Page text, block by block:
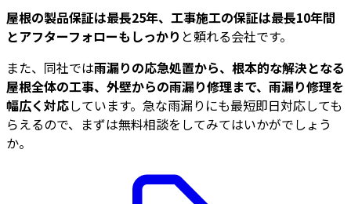
屋根の製品保証は最長25年、工事施工の保証は最長10年間
とアフターフォローもしっかり と頼れる会社です。
また、同社では雨漏りの応急処置から、根本的な解決となる
屋根全体の工事、外壁からの雨漏り修理まで、雨漏り修理を
幅広く対応しています。急な雨漏りにも最短即日対応しても
らえるので、まずは無料相談をしてみてはいかがでしょう
か。